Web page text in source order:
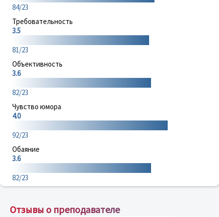
84/23
Требовательность
3.5
81/23
Объективность
3.6
82/23
Чувство юмора
4.0
92/23
Обаяние
3.6
82/23
Отзывы о преподавателе